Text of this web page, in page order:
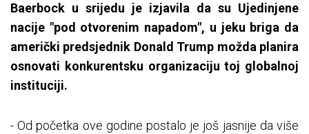
Baerbock u srijedu je izjavila da su Ujedinjene
nacije "pod otvorenim napadom", u jeku briga da
američki predsjednik Donald Trump možda planira
osnovati konkurentsku organizaciju toj globalnoj
instituciji.
- Od početka ove godine postalo je još jasnije da više